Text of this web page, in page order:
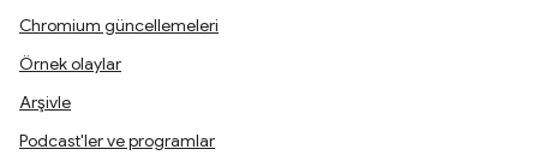
Chromium güncellemeleri
Örnek olaylar
Arşivle
Podcast'ler ve programlar